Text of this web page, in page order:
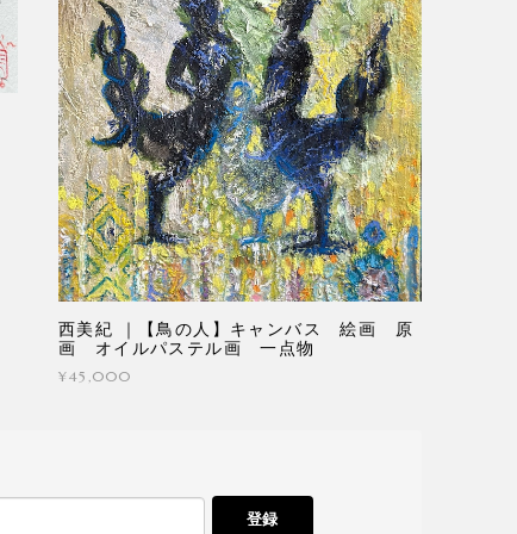
西美紀 ｜【鳥の人】キャンバス 絵画 原
画 オイルパステル画 一点物
¥45,000
登録